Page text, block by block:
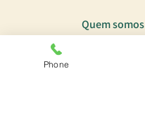
Quem somos
Phone